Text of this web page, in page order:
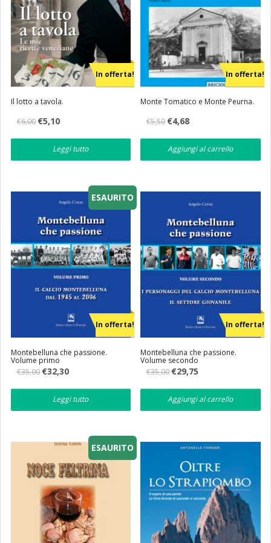
In offerta!
Il lotto a tavola.
€6,00 Il
originale
€5,10Il
attuale
è:
Leggi tutto
In offerta!
Monte Tomatico e Monte Peurna.
€5,50 Il
originale
era:
€4,68Il
attuale
è:
Aggiungi al carrello
In offerta!
ESAURITO
Montebelluna che passione.
Volume primo
€35,00 Il
originale
€32,30Il
attuale
è:
Leggi tutto
In offerta!
Montebelluna che passione.
Volume secondo
€35,00 Il
originale
era:
€29,75
attuale
è:
Aggiungi al carrello
ESAURITO